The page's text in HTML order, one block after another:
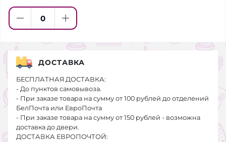
ДОСТАВКА
БЕСПЛАТНАЯ ДОСТАВКА:
- До пунктов самовывоза.
- При заказе товара на сумму от 100 рублей до отделений
БелПочта или ЕвроПочта
- При заказе товара на сумму от 150 рублей - возможна
доставка до двери.
ДОСТАВКА ЕВРОПОЧТОЙ: